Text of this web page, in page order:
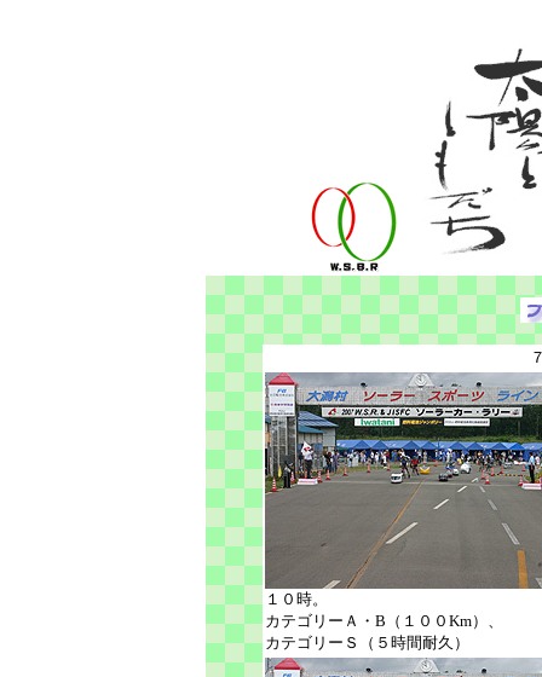
１０時。
カテゴリーＡ・B（１００Km）、
カテゴリーＳ（５時間耐久）